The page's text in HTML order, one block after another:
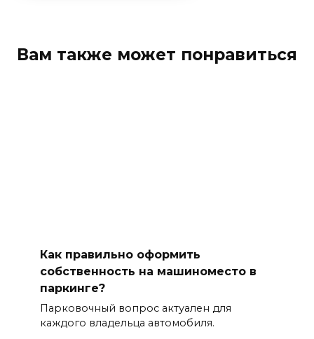
Вам также может понравиться
Как правильно оформить
собственность на машиноместо в
паркинге?
Парковочный вопрос актуален для
каждого владельца автомобиля.